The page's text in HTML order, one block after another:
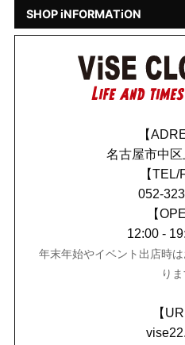
SHOP iNFORMATiON
【
名古屋市中
【TEL/
052-
【
12:00 -
年末年始やイベント出店時
り
【